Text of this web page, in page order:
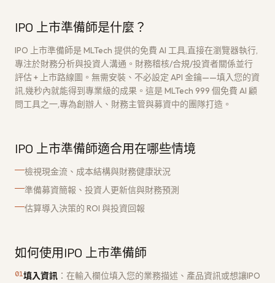
IPO 上市準備師是什麼？
IPO 上市準備師是 MLTech 提供的免費 AI 工具,直接在瀏覽器執行,
專注於財務分析與投資人溝通。財務稽核/合規/投資者關係並行
評估 + 上市路線圖。無需安裝、不必設定 API 金鑰——填入您的資
訊,幾秒內就能得到專業級的成果。這是 MLTech 999 個免費 AI 顧
問工具之一,專為創辦人、財務主管與募資中的團隊打造。
IPO 上市準備師適合用在哪些情境
檢視現金流、成本結構與財務健康狀況
準備募資簡報、投資人更新信與財務預測
估算導入決策的 ROI 與投資回報
如何使用IPO 上市準備師
01填入資訊 ： 在輸入欄位填入您的業務描述、產品資訊或想讓IPO